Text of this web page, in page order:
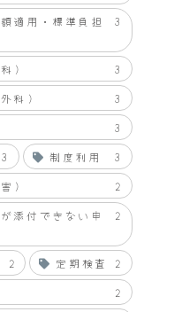
適用・標準負担
3
）
3
科）
3
3
3 制度利用
3
）
2
添付できない申
2
2 定期検査
2
2